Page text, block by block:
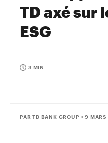
TD axé sur
ESG
3 MIN
PAR TD BANK GROUP • 9